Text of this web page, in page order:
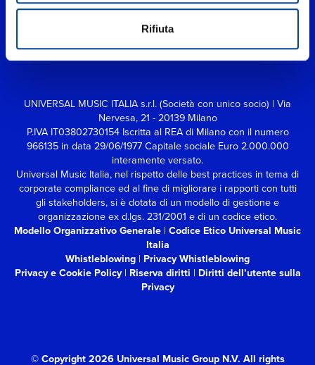
Rifiuta
UNIVERSAL MUSIC ITALIA s.r.l. (Società con unico socio) | Via
Nervesa, 21 - 20139 Milano
P.IVA IT03802730154 Iscritta al REA di Milano con il numero
966135 in data 29/06/1977 Capitale sociale Euro 2.000.000
interamente versato.
Universal Music Italia, nel rispetto delle best practices in tema di
corporate compliance ed al fine di migliorare i rapporti con tutti
gli stakeholders, si è dotata di un modello di gestione e
organizzazione ex d.lgs. 231/2001 e di un codice etico.
Modello Organizzativo Generale | Codice Etico Universal Music
Italia
Whistleblowing | Privacy Whistleblowing
Privacy e Cookie Policy| Riserva diritti | Diritti dell’utente sulla
Privacy
© Copyright 2026 Universal Music Group N.V. All rights